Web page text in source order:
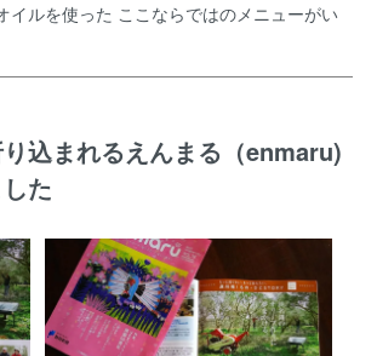
イルを使った ここならではのメニューがい
込まれるえんまる（enmaru)
た